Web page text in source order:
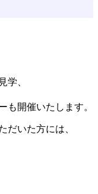
学、
も開催いたします。
だいた方には、